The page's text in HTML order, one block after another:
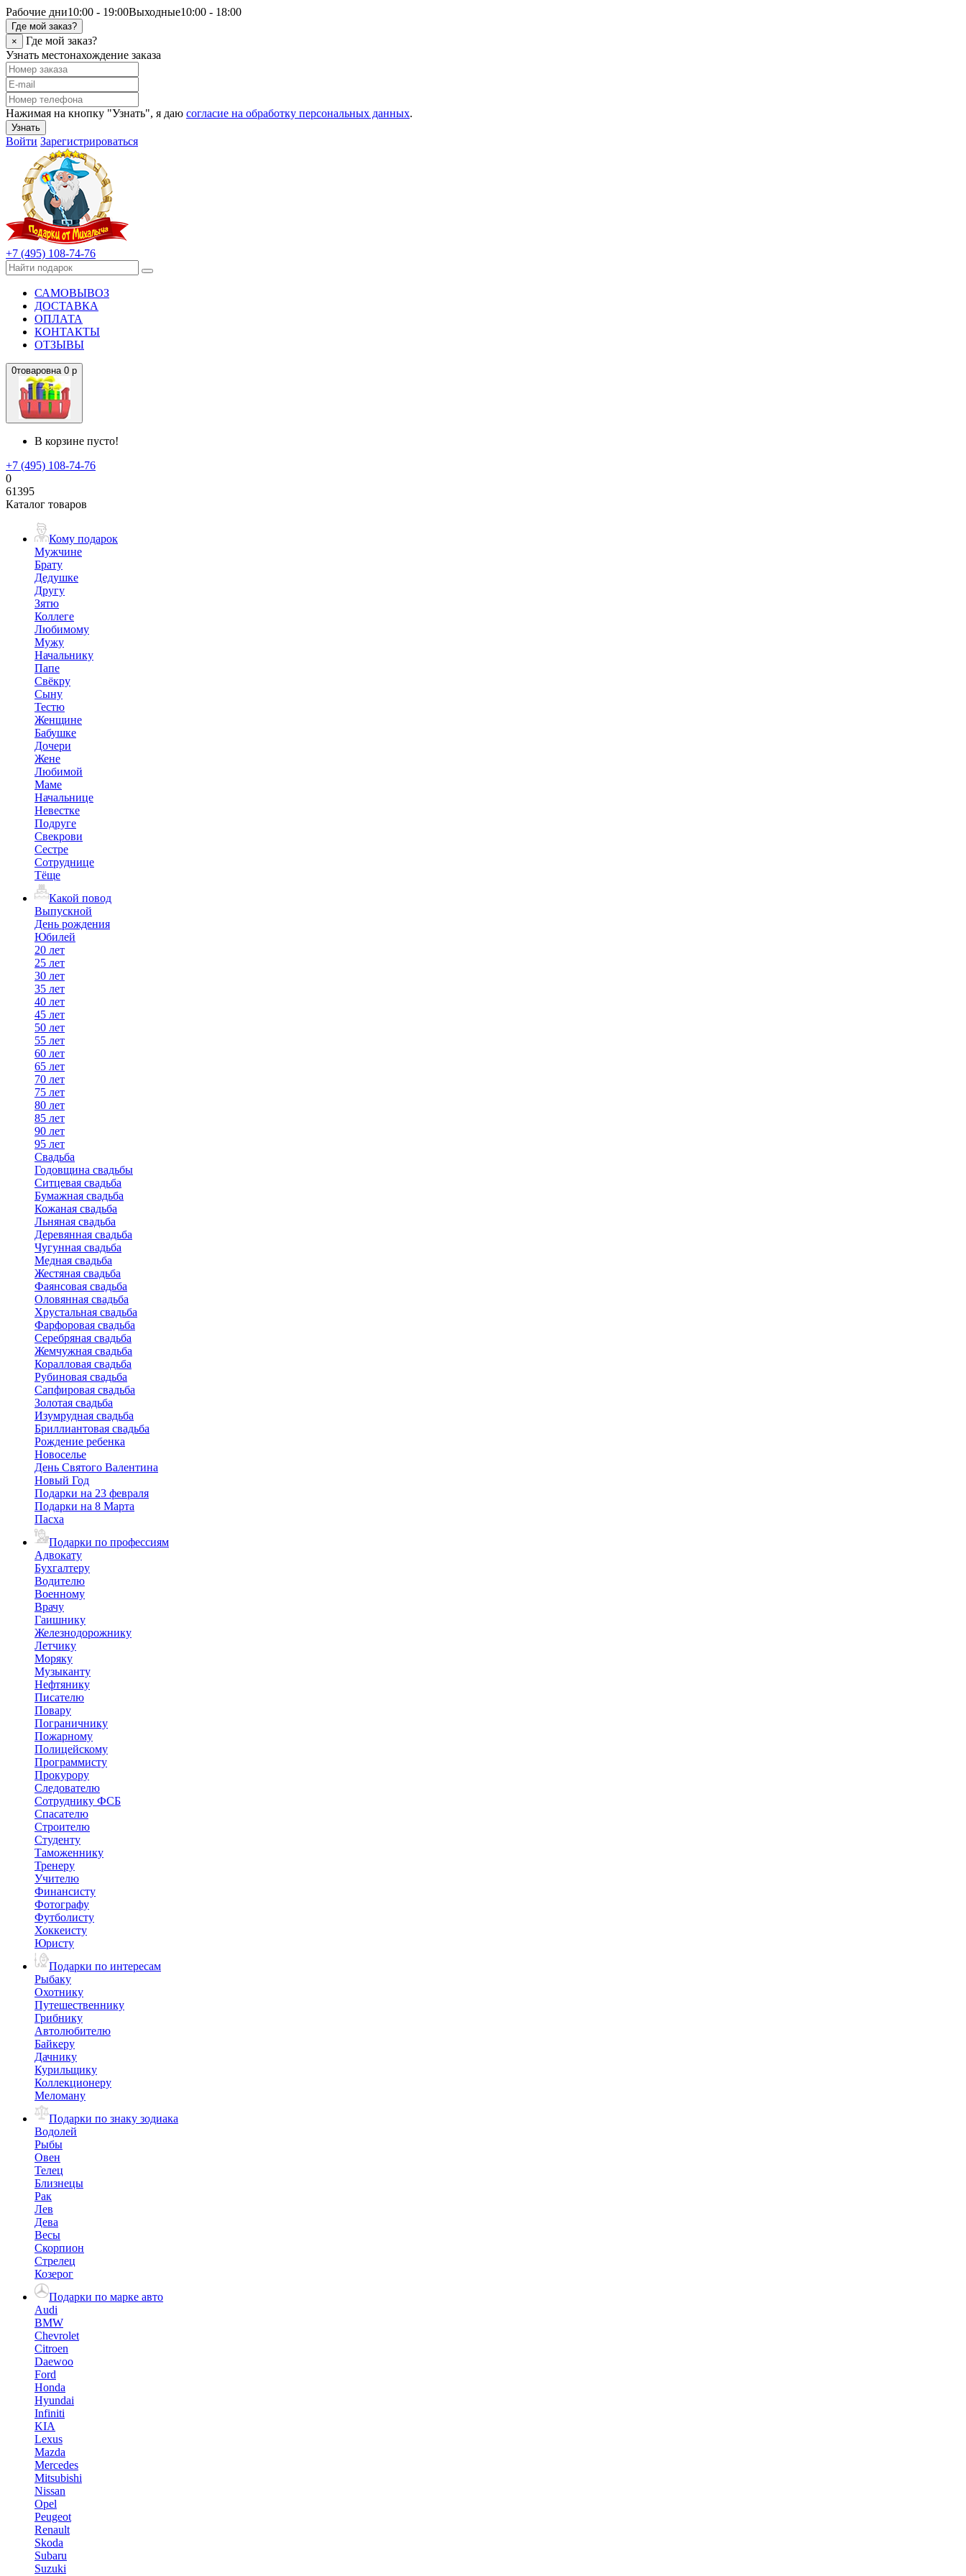
Рабочие дни10:00 - 19:00Выходные10:00 - 18:00
Где мой заказ?
×
Где мой заказ?
Узнать местонахождение заказа
Нажимая на кнопку "Узнать", я даю согласие на обработку персональных данных.
Узнать
Войти Зарегистрироваться
+7 (495) 108-74-76
САМОВЫВОЗ
ДОСТАВКА
ОПЛАТА
КОНТАКТЫ
ОТЗЫВЫ
0товаровна 0 р
В корзине пусто!
+7 (495) 108-74-76
0
61395
Каталог товаров
Кому подарок
Мужчине
Брату
Дедушке
Другу
Зятю
Коллеге
Любимому
Мужу
Начальнику
Папе
Свёкру
Сыну
Тестю
Женщине
Бабушке
Дочери
Жене
Любимой
Маме
Начальнице
Невестке
Подруге
Свекрови
Сестре
Сотруднице
Тёще
Какой повод
Выпускной
День рождения
Юбилей
20 лет
25 лет
30 лет
35 лет
40 лет
45 лет
50 лет
55 лет
60 лет
65 лет
70 лет
75 лет
80 лет
85 лет
90 лет
95 лет
Свадьба
Годовщина свадьбы
Ситцевая свадьба
Бумажная свадьба
Кожаная свадьба
Льняная свадьба
Деревянная свадьба
Чугунная свадьба
Медная свадьба
Жестяная свадьба
Фаянсовая свадьба
Оловянная свадьба
Хрустальная свадьба
Фарфоровая свадьба
Серебряная свадьба
Жемчужная свадьба
Коралловая свадьба
Рубиновая свадьба
Сапфировая свадьба
Золотая свадьба
Изумрудная свадьба
Бриллиантовая свадьба
Рождение ребенка
Новоселье
День Святого Валентина
Новый Год
Подарки на 23 февраля
Подарки на 8 Марта
Пасха
Подарки по профессиям
Адвокату
Бухгалтеру
Водителю
Военному
Врачу
Гаишнику
Железнодорожнику
Летчику
Моряку
Музыканту
Нефтянику
Писателю
Повару
Пограничнику
Пожарному
Полицейскому
Программисту
Прокурору
Следователю
Сотруднику ФСБ
Спасателю
Строителю
Студенту
Таможеннику
Тренеру
Учителю
Финансисту
Фотографу
Футболисту
Хоккеисту
Юристу
Подарки по интересам
Рыбаку
Охотнику
Путешественнику
Грибнику
Автолюбителю
Байкеру
Дачнику
Курильщику
Коллекционеру
Меломану
Подарки по знаку зодиака
Водолей
Рыбы
Овен
Телец
Близнецы
Рак
Лев
Дева
Весы
Скорпион
Стрелец
Козерог
Подарки по марке авто
Audi
BMW
Chevrolet
Citroen
Daewoo
Ford
Honda
Hyundai
Infiniti
KIA
Lexus
Mazda
Mercedes
Mitsubishi
Nissan
Opel
Peugeot
Renault
Skoda
Subaru
Suzuki